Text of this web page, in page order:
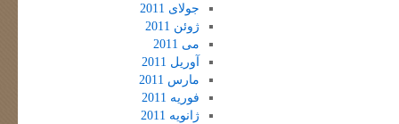
جولای 2011
ژوئن 2011
می 2011
آوریل 2011
مارس 2011
فوریه 2011
ژانویه 2011